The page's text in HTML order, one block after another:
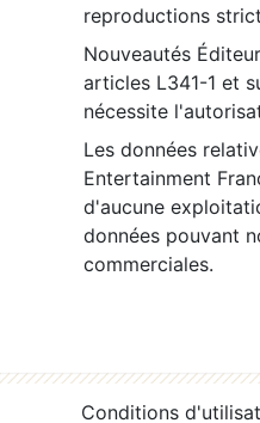
reproductions
Nouveautés
articles L341-1 et
nécessite
Les données
Entertainment
d'aucune
données pouvant
commerciales.
Conditions